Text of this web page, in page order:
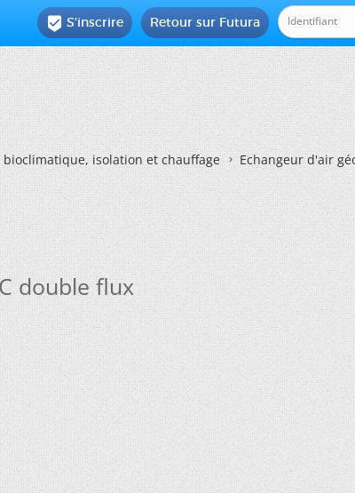
Retour sur Futura
 S'inscrire
bioclimatique, isolation et chauffage Echangeur d'air
double flux